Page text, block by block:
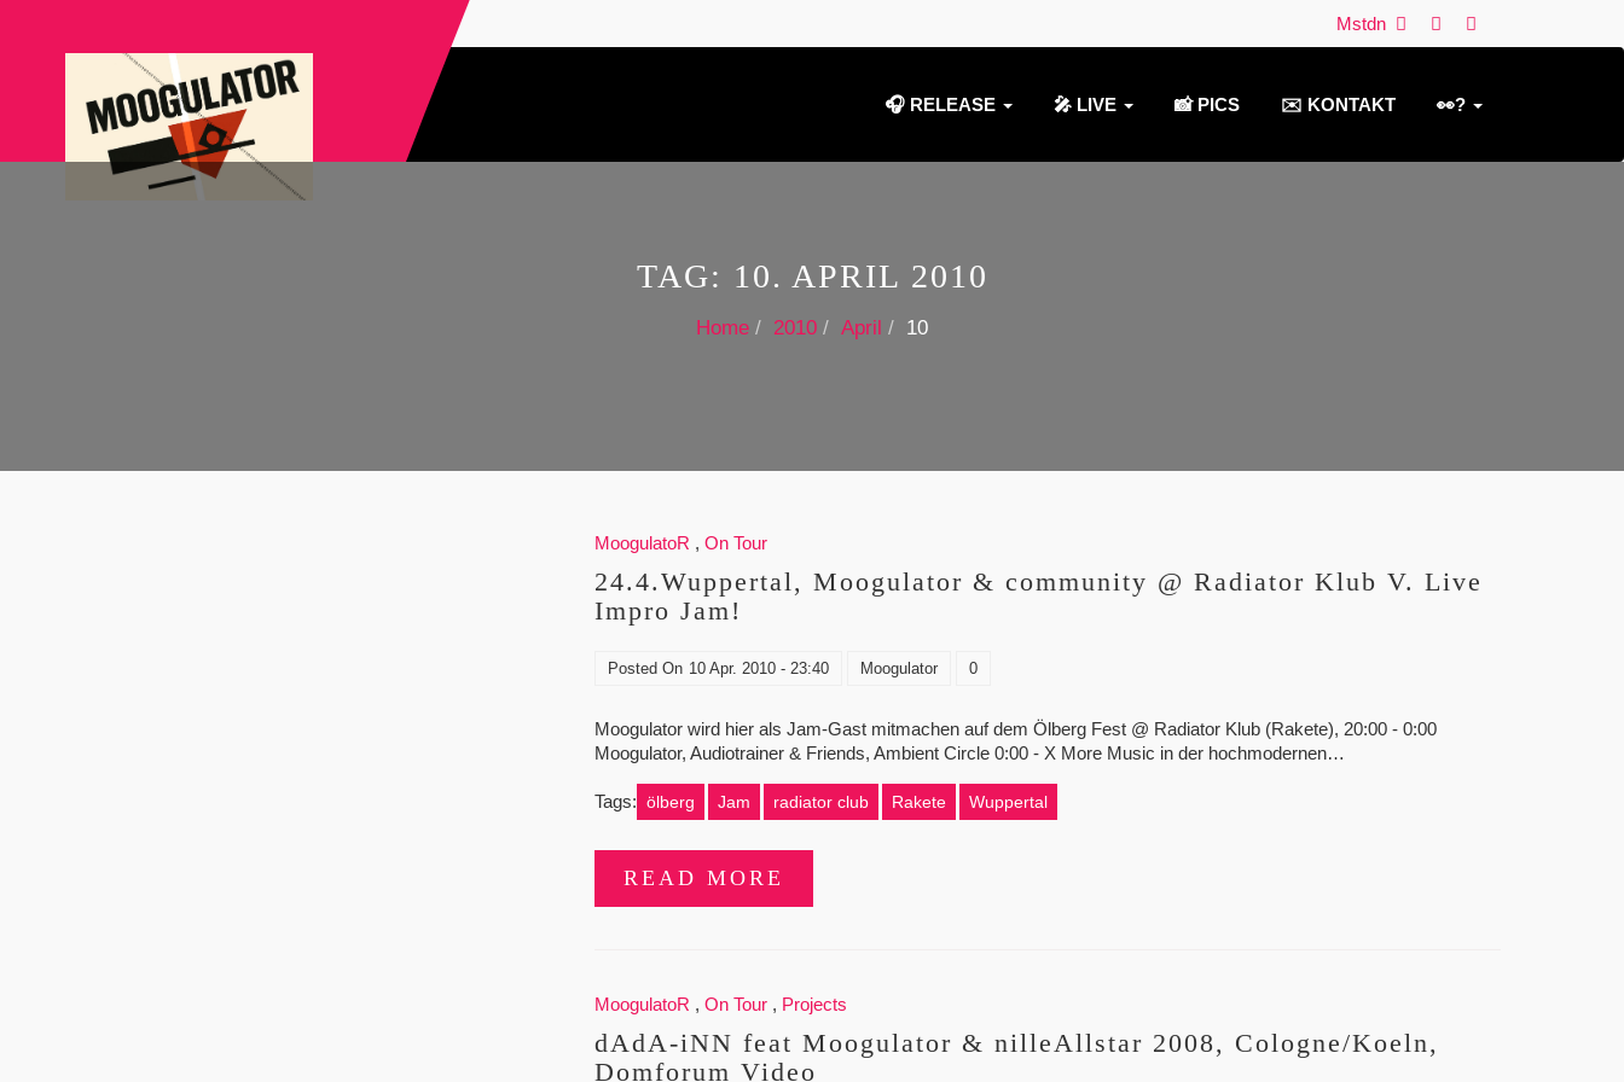
Mstdn
🎧 RELEASE 🎤 LIVE 📸 PICS ✉️ KONTAKT 👀?
TAG: 10. APRIL 2010
Home 2010 April 10
MoogulatoR , On Tour
24.4.Wuppertal, Moogulator & community @ Radiator Klub V. Live
Impro Jam!
Posted On 10 Apr. 2010 - 23:40 Moogulator 0
Moogulator wird hier als Jam-Gast mitmachen auf dem Ölberg Fest @ Radiator Klub (Rakete), 20:00 - 0:00
Moogulator, Audiotrainer & Friends, Ambient Circle 0:00 - X More Music in der hochmodernen…
Tags: ölberg Jam radiator club Rakete Wuppertal
READ MORE
MoogulatoR , On Tour, Projects
dAdA-iNN feat Moogulator & nilleAllstar 2008, Cologne/Koeln,
Domforum Video